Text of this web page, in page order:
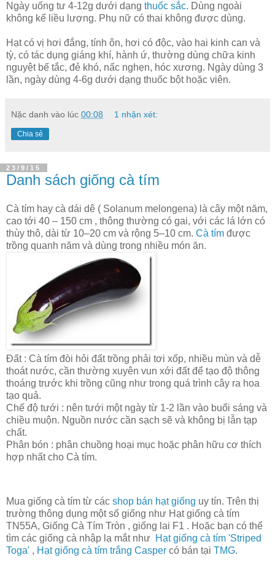
Ngày uống tư 4-12g dưới dạng thuốc sắc. Dùng ngoài
không kể liều lượng. Phụ nữ có thai không được dùng.
Hạt có vị hơi đắng, tính ôn, hơi có độc, vào hai kinh can và
tỳ, có tác dụng giáng khí, hành ứ, thường dùng chữa kinh
nguyệt bế tắc, đẻ khó, nấc nghẹn, hóc xương. Ngày dùng 3
lần, ngày dùng 4-6g dưới dạng thuốc bột hoặc viên.
Nặc danh vào lúc 00:08 1 nhận xét:
Chia sẻ
23/9/15
Danh sách giống cà tím
Cà tím hay cà dái dê ( Solanum melongena) là cây một năm,
cao tới 40 – 150 cm , thông thường có gai, với các lá lớn có
thùy thô, dài từ 10–20 cm và rộng 5–10 cm. Cà tím được
trồng quanh năm và dùng trong nhiều món ăn.
Đất : Cà tím đòi hỏi đất trồng phải tơi xốp, nhiều mùn và dễ
thoát nước, cần thường xuyên vun xới đất để tạo độ thông
thoáng trước khi trồng cũng như trong quá trình cây ra hoa
tạo quả.
Chế độ tưới : nên tưới một ngày từ 1-2 lần vào buổi sáng và
chiều muộn. Nguồn nước cần sạch sẽ và không bị lẫn tạp
chất.
Phân bón : phân chuồng hoại mục hoặc phân hữu cơ thích
hợp nhất cho Cà tím.
Mua giống cà tím từ các shop bán hạt giống uy tín. Trên thị
trường thông dụng một số giống như Hạt giống cà tím
TN55A, Giống Cà Tím Tròn , giống lai F1 . Hoặc bạn có thể
tìm các giống cà nhập lạ mắt như Hạt giống cà tím 'Striped
Toga' , Hạt giống cà tím trắng Casper có bán tại TMG.